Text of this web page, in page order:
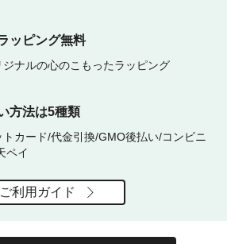
ッピング無料
ジナルの心のこもったラッピング
方法は5種類
トカード/代金引換/GMO後払い/コンビニ
ペイ
ご利用ガイド